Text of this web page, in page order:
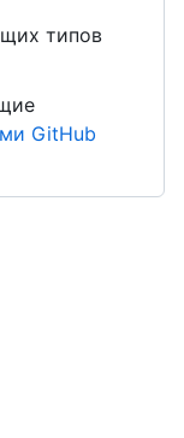
типов
GitHub